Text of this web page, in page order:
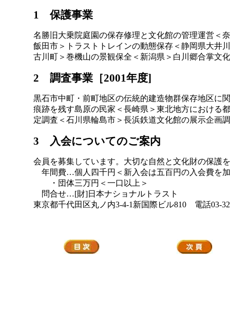
1 保護事業
名勝旧大乗院庭園の保存修理と文化館の管理運営＜
飯田市＞トラストトレインの動態保存＜静岡県大井
古川町＞巻機山の景観保全＜新潟県＞白川郷合掌文
2 調査事業［2001年度]
黒石市中町・前町地区の伝統的建造物群保存地区に
痕跡を残す島原の民家＜長崎県＞東北地方におけ
定調査＜石川県輪島市＞長浜鉄道文化館の展示企画
3 入会についてのご案内
会員を募集しています。大切な自然と文化財の保護
年間費…個人四千円＜新入会は五百円の入会費を
・団体三万円＜一口以上＞
問合せ…[財]日本ナショナルトラスト
東京都千代田区丸ノ内3-4-1新国際ビル810 電話03-